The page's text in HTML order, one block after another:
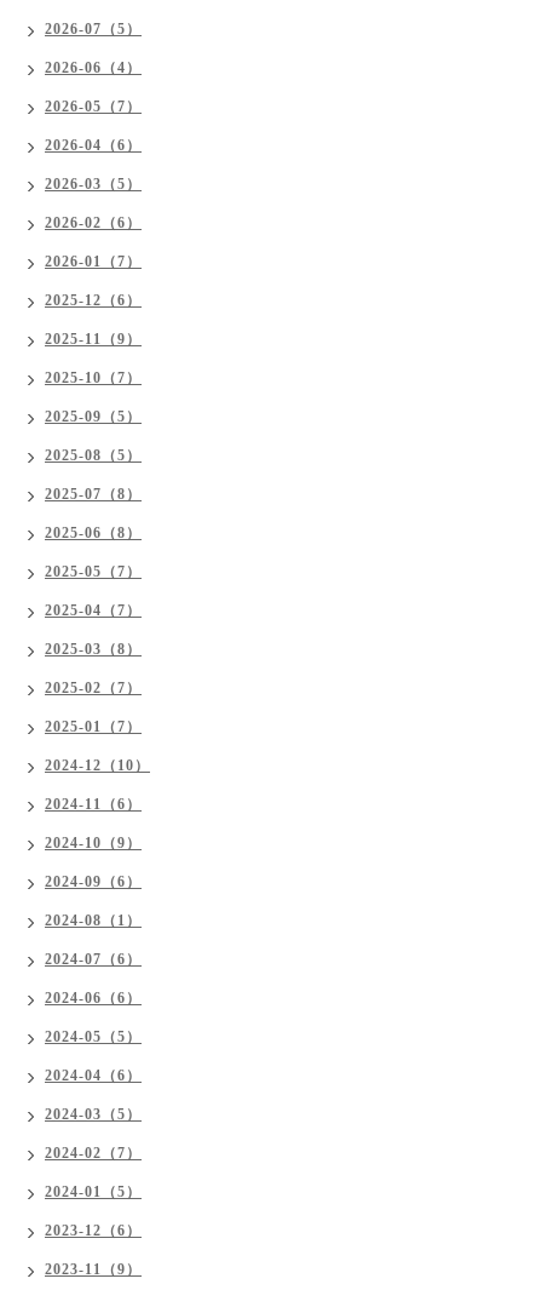
2026-07（5）
2026-06（4）
2026-05（7）
2026-04（6）
2026-03（5）
2026-02（6）
2026-01（7）
2025-12（6）
2025-11（9）
2025-10（7）
2025-09（5）
2025-08（5）
2025-07（8）
2025-06（8）
2025-05（7）
2025-04（7）
2025-03（8）
2025-02（7）
2025-01（7）
2024-12（10）
2024-11（6）
2024-10（9）
2024-09（6）
2024-08（1）
2024-07（6）
2024-06（6）
2024-05（5）
2024-04（6）
2024-03（5）
2024-02（7）
2024-01（5）
2023-12（6）
2023-11（9）